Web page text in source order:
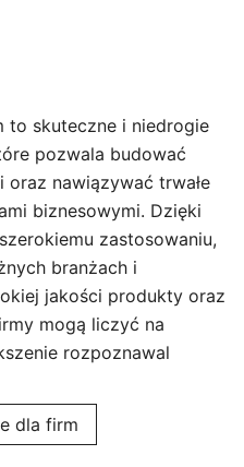
to skuteczne i niedrogie
pozwala budować
nawiązywać trwałe
biznesowymi. Dzięki
zastosowaniu,
branżach i
jakości produkty oraz
mogą liczyć na
rozpoznawal
dla firm